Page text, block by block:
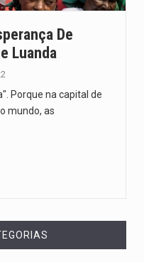
De
Luanda
Porque na capital de
mundo, as